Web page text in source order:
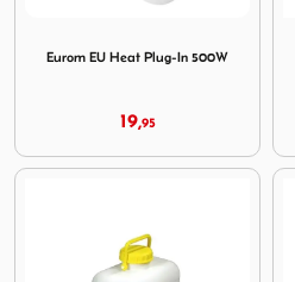
Eurom EU Heat Plug-In 500W
19,95